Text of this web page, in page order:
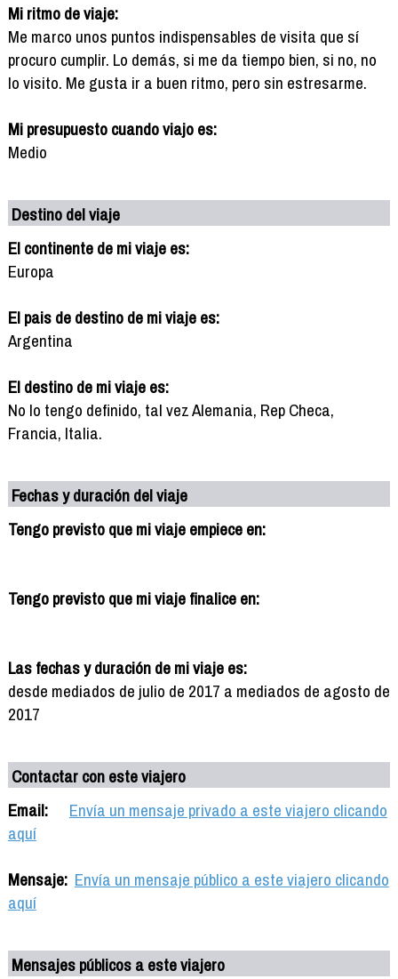
Mi ritmo de viaje:
Me marco unos puntos indispensables de visita que sí
procuro cumplir. Lo demás, si me da tiempo bien, si no, no
lo visito. Me gusta ir a buen ritmo, pero sin estresarme.
Mi presupuesto cuando viajo es:
Medio
Destino del viaje
El continente de mi viaje es:
Europa
El pais de destino de mi viaje es:
Argentina
El destino de mi viaje es:
No lo tengo definido, tal vez Alemania, Rep Checa,
Francia, Italia.
Fechas y duración del viaje
Tengo previsto que mi viaje empiece en:
Tengo previsto que mi viaje finalice en:
Las fechas y duración de mi viaje es:
desde mediados de julio de 2017 a mediados de agosto de
2017
Contactar con este viajero
Email:
Envía un mensaje privado a este viajero clicando
aquí
Mensaje: Envía un mensaje público a este viajero clicando
aquí
Mensajes públicos a este viajero